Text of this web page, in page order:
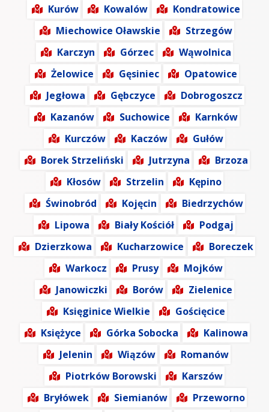
Kurów
Kowalów
Kondratowice
Miechowice Oławskie
Strzegów
Karczyn
Górzec
Wąwolnica
Żelowice
Gęsiniec
Opatowice
Jegłowa
Gębczyce
Dobrogoszcz
Kazanów
Suchowice
Karnków
Kurczów
Kaczów
Gułów
Borek Strzeliński
Jutrzyna
Brzoza
Kłosów
Strzelin
Kępino
Świnobród
Kojęcin
Biedrzychów
Lipowa
Biały Kościół
Podgaj
Dzierzkowa
Kucharzowice
Boreczek
Warkocz
Prusy
Mojków
Janowiczki
Borów
Zielenice
Księginice Wielkie
Gościęcice
Księżyce
Górka Sobocka
Kalinowa
Jelenin
Wiązów
Romanów
Piotrków Borowski
Karszów
Bryłówek
Siemianów
Przeworno